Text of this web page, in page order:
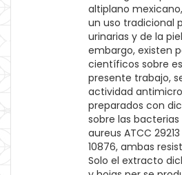
altiplano
un uso tradicional
urinarias y de la
embargo, existen
científicos sobre
presente trabajo,
actividad
preparados con
sobre las
aureus ATCC
10876, ambas
Solo el extracto